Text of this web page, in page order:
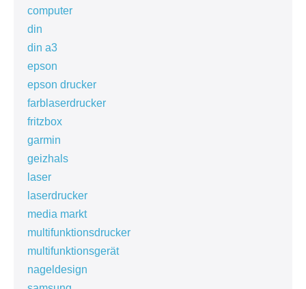
computer
din
din a3
epson
epson drucker
farblaserdrucker
fritzbox
garmin
geizhals
laser
laserdrucker
media markt
multifunktionsdrucker
multifunktionsgerät
nageldesign